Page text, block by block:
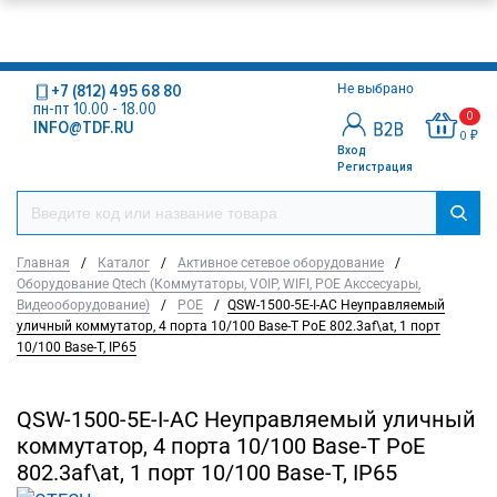
Не выбрано
Вход
Регистрация
0
0 ₽
+7 (812) 495 68 80
пн-пт 10.00 - 18.00
INFO@TDF.RU
Главная / Каталог / Активное сетевое оборудование
/
Оборудование Qtech (Коммутаторы, VOIP, WIFI, POE Акссесуары,
Видеооборудование)
/ POE / QSW-1500-5E-I-AC Неуправляемый
уличный коммутатор, 4 порта 10/100 Base-T PoE 802.3af\at, 1 порт
10/100 Base-Т, IP65
QSW-1500-5E-I-AC Неуправляемый уличный
коммутатор, 4 порта 10/100 Base-T PoE
802.3af\at, 1 порт 10/100 Base-Т, IP65